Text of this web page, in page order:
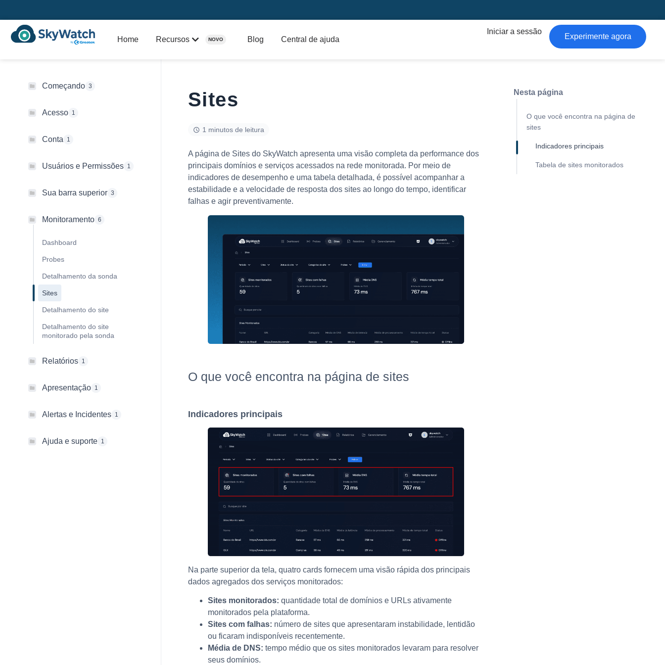
Home Recursos NOVO Blog Central de ajuda
Iniciar a sessão
Experimente agora
Começando 3
Acesso 1
Conta 1
Usuários e Permissões 1
Sua barra superior 3
Monitoramento 6
Dashboard
Probes
Detalhamento da sonda
Sites
Detalhamento do site
Detalhamento do site
monitorado pela sonda
Relatórios 1
Apresentação 1
Alertas e Incidentes 1
Ajuda e suporte 1
Sites
1 minutos de leitura
A página de Sites do SkyWatch apresenta uma visão completa da performance dos
principais domínios e serviços acessados na rede monitorada. Por meio de
indicadores de desempenho e uma tabela detalhada, é possível acompanhar a
estabilidade e a velocidade de resposta dos sites ao longo do tempo, identificar
falhas e agir preventivamente.
O que você encontra na página de sites
Indicadores principais
Na parte superior da tela, quatro cards fornecem uma visão rápida dos principais
dados agregados dos serviços monitorados:
Sites monitorados: quantidade total de domínios e URLs ativamente
monitorados pela plataforma.
Sites com falhas: número de sites que apresentaram instabilidade, lentidão
ou ficaram indisponíveis recentemente.
Média de DNS: tempo médio que os sites monitorados levaram para resolver
seus domínios.
Nesta página
O que você encontra na página de
sites
Indicadores principais
Tabela de sites monitorados